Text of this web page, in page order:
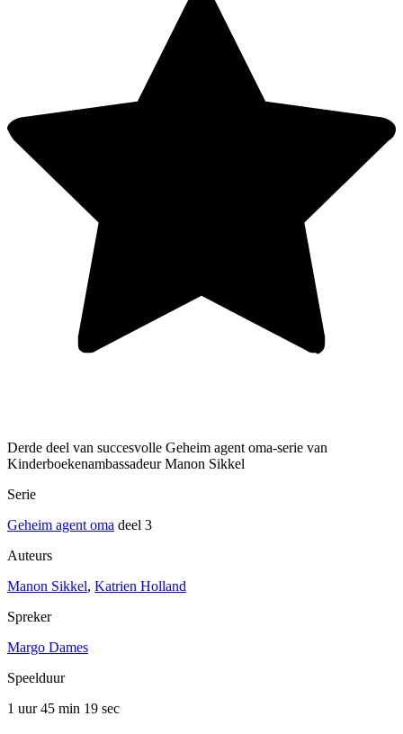
Derde deel van succesvolle Geheim agent oma-serie van
Kinderboekenambassadeur Manon Sikkel
Serie
Geheim agent oma deel 3
Auteurs
Manon Sikkel, Katrien Holland
Spreker
Margo Dames
Speelduur
1 uur 45 min 19 sec